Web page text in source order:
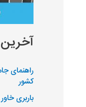
آخرین
راهنمای
کشور
باربری